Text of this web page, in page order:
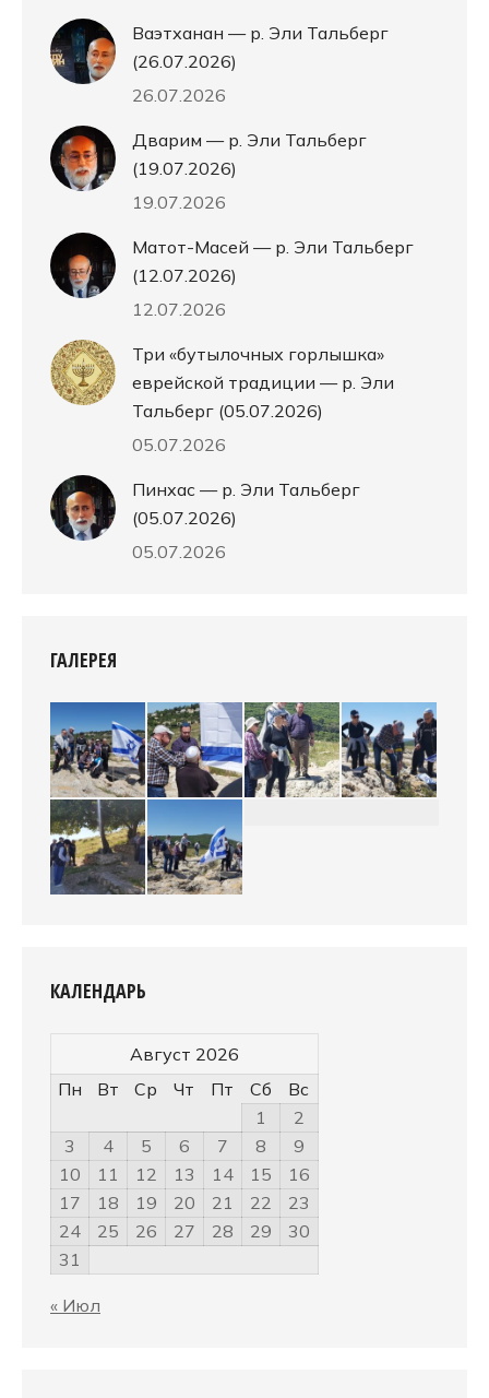
Ваэтханан — р. Эли Тальберг
(26.07.2026)
26.07.2026
Дварим — р. Эли Тальберг
(19.07.2026)
19.07.2026
Матот-Масей — р. Эли Тальберг
(12.07.2026)
12.07.2026
Три «бутылочных горлышка»
еврейской традиции — р. Эли
Тальберг (05.07.2026)
05.07.2026
Пинхас — р. Эли Тальберг
(05.07.2026)
05.07.2026
ГАЛЕРЕЯ
КАЛЕНДАРЬ
Август 2026
Пн
Вт Ср Чт Пт Сб
Вс
1
2
3
4 5 6 7 8
9
10
11 12 13 14 15
16
17
18 19 20 21 22
23
24
25 26 27 28 29
30
31
« Июл